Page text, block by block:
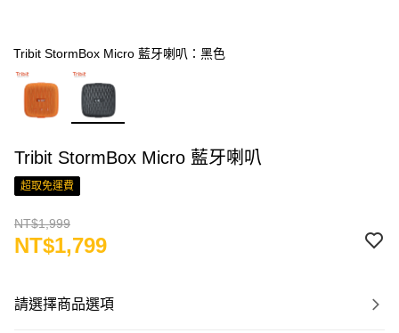
Tribit StormBox Micro 藍牙喇叭：黑色
Tribit StormBox Micro 藍牙喇叭
超取免運費
NT$1,999
NT$1,799
請選擇商品選項